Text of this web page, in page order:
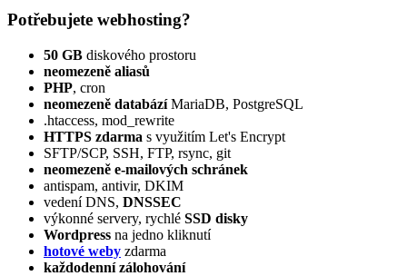
Potřebujete webhosting?
50 GB diskového prostoru
neomezeně aliasů
PHP, cron
neomezeně databázíMariaDB, PostgreSQL
.htaccess, mod_rewrite
HTTPS zdarma s využitím Let's Encrypt
SFTP/SCP, SSH, FTP, rsync, git
neomezeně e‑mailových schránek
antispam, antivir, DKIM
vedení DNS, DNSSEC
výkonné servery, rychlé SSD disky
Wordpress na jedno kliknutí
hotové weby zdarma
každodenní zálohování